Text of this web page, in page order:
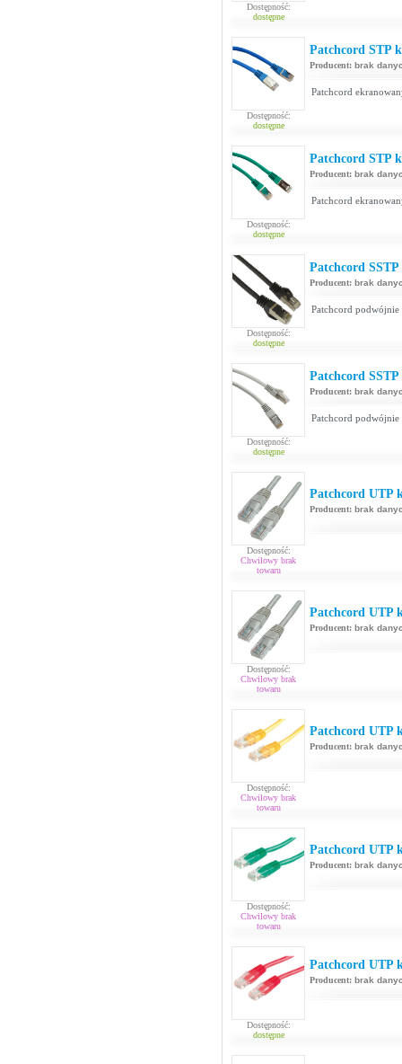
Dostępność:
dostępne
Dostępność:
dostępne
Patchcord STP
Producent: brak
Patchcord
Dostępność:
dostępne
Patchcord STP
Producent: brak
Patchcord
Dostępność:
dostępne
Patchcord
Producent: brak
Patchcord podwójnie
Dostępność:
dostępne
Patchcord
Producent: brak
Patchcord podwójnie
Dostępność:
Chwilowy brak
towaru
Patchcord UTP
Producent: brak
Dostępność:
Chwilowy brak
towaru
Patchcord UTP
Producent: brak
Dostępność:
Chwilowy brak
towaru
Patchcord UTP
Producent: brak
Dostępność:
Chwilowy brak
towaru
Patchcord UTP
Producent: brak
Dostępność:
dostępne
Patchcord UTP
Producent: brak